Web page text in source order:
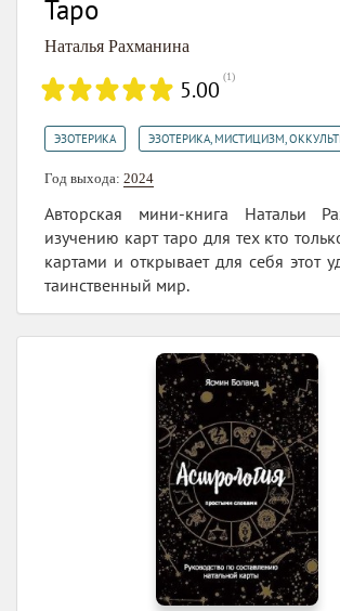
Таро
Наталья Рахманина
5.00 (1)
ЭЗОТЕРИКА ЭЗОТЕРИКА, МИСТИЦИЗМ,
Год выхода: 2024
Авторская мини-книга Натальи
изучению карт таро для тех кто
картами и открывает для себя этот
таинственный мир.